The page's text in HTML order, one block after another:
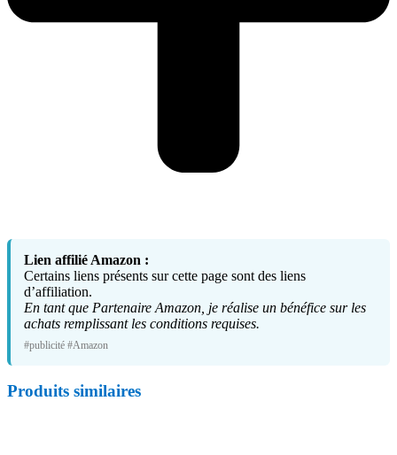
Lien affilié Amazon :
Certains liens présents sur cette page sont des liens
d’affiliation.
En tant que Partenaire Amazon, je réalise un bénéfice sur les
achats remplissant les conditions requises.
#publicité #Amazon
Produits similaires